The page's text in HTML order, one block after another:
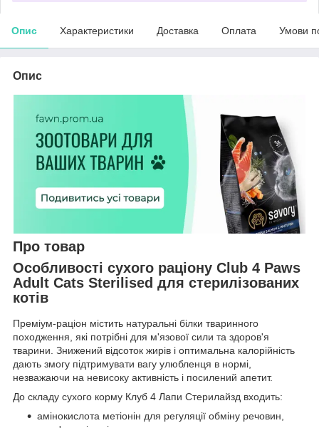
Опис Характеристики Доставка Оплата Умови
Опис
Про товар
Особливості сухого раціону Club 4 Paws
Adult Cats Sterilised для стерилізованих
котів
Преміум-раціон містить натуральні білки тваринного
походження, які потрібні для м'язової сили та здоров'я
тварини. Знижений відсоток жирів і оптимальна калорійність
дають змогу підтримувати вагу улюбленця в нормі,
незважаючи на невисоку активність і посилений апетит.
До складу сухого корму Клуб 4 Лапи Стерилайзд входить:
амінокислота метіонін для регуляції обміну речовин,